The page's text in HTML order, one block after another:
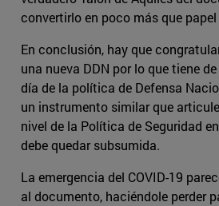
convertirlo en poco más que
En conclusión, hay que
una nueva DDN por lo que tiene
día de la política de Defensa
un instrumento similar que
nivel de la Política de Seguridad
debe quedar subsumida.
La emergencia del COVID-19
al documento, haciéndole perder